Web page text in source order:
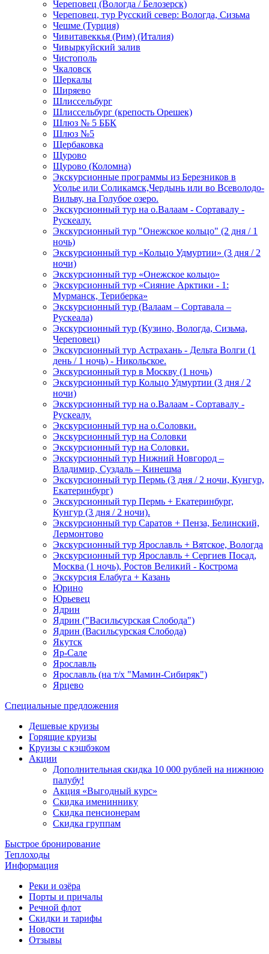
Череповец (Вологда / Белозерск)
Череповец, тур Русский север: Вологда, Сизьма
Чешме (Турция)
Чивитавеккья (Рим) (Италия)
Чивыркуйский залив
Чистополь
Чкаловск
Шеркалы
Ширяево
Шлиссельбург
Шлиссельбург (крепость Орешек)
Шлюз № 5 ББК
Шлюз №5
Щербаковка
Щурово
Щурово (Коломна)
Экскурсионные программы из Березников в
Усолье или Соликамск,Чердынь или во Всеволодо-
Вильву, на Голубое озеро.
Экскурсионный тур на о.Валаам - Сортавалу -
Рускеалу.
Экскурсионный тур "Онежское кольцо" (2 дня / 1
ночь)
Экскурсионный тур «Кольцо Удмуртии» (3 дня / 2
ночи)
Экскурсионный тур «Онежское кольцо»
Экскурсионный тур «Сияние Арктики - 1:
Мурманск, Териберка»
Экскурсионный тур (Валаам – Сортавала –
Рускеала)
Экскурсионный тур (Кузино, Вологда, Сизьма,
Череповец)
Экскурсионный тур Астрахань - Дельта Волги (1
день / 1 ночь) - Никольское.
Экскурсионный тур в Москву (1 ночь)
Экскурсионный тур Кольцо Удмуртии (3 дня / 2
ночи)
Экскурсионный тур на о.Валаам - Сортавалу -
Рускеалу.
Экскурсионный тур на о.Соловки.
Экскурсионный тур на Соловки
Экскурсионный тур на Соловки.
Экскурсионный тур Нижний Новгород –
Владимир, Суздаль – Кинешма
Экскурсионный тур Пермь (3 дня / 2 ночи, Кунгур,
Екатеринбург)
Экскурсионный тур Пермь + Екатеринбург,
Кунгур (3 дня / 2 ночи).
Экскурсионный тур Саратов + Пенза, Белинский,
Лермонтово
Экскурсионный тур Ярославль + Вятское, Вологда
Экскурсионный тур Ярославль + Сергиев Посад,
Москва (1 ночь), Ростов Великий - Кострома
Экскурсия Елабуга + Казань
Юрино
Юрьевец
Ядрин
Ядрин ("Васильсурская Слобода")
Ядрин (Васильсурская Слобода)
Якутск
Яр-Сале
Ярославль
Ярославль (на т/х "Мамин-Сибиряк")
Ярцево
Специальные предложения
Дешевые круизы
Горящие круизы
Круизы с кэшбэком
Акции
Дополнительная скидка 10 000 рублей на нижнюю
палубу!
Акция «Выгодный курс»
Скидка имениннику
Скидка пенсионерам
Скидка группам
Быстрое бронирование
Теплоходы
Информация
Реки и озёра
Порты и причалы
Речной флот
Скидки и тарифы
Новости
Отзывы